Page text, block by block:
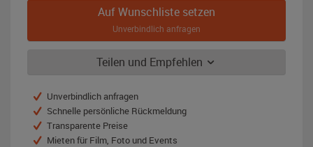
Auf Wunschliste setzen
Unverbindlich anfragen
Teilen und Empfehlen
Unverbindlich anfragen
Schnelle persönliche Rückmeldung
Transparente Preise
Mieten für Film, Foto und Events